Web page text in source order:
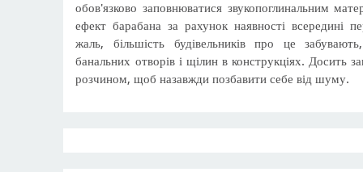
обов'язково заповнюватися звукопоглинальним
ефект барабана за рахунок наявності всередині
жаль, більшість будівельників про це
банальних отворів і щілин в конструкціях. Досить
розчином, щоб назавжди позбавити себе від шуму.